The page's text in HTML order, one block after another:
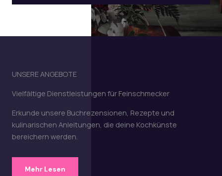
UNSERE ANGEBOTE
Vielfältige Dienstleistungen für Feinschmecker
Erkunde unsere Buchrezensionen, Rezepte und
kulinarischen Anleitungen, die deine Kochkünste
bereichern werden.
Mehr Lesen